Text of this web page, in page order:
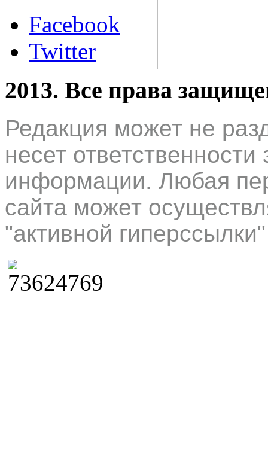
Facebook
Twitter
2013. Все права
Редакция может не
несет
информации. Любая
сайта может
"активной